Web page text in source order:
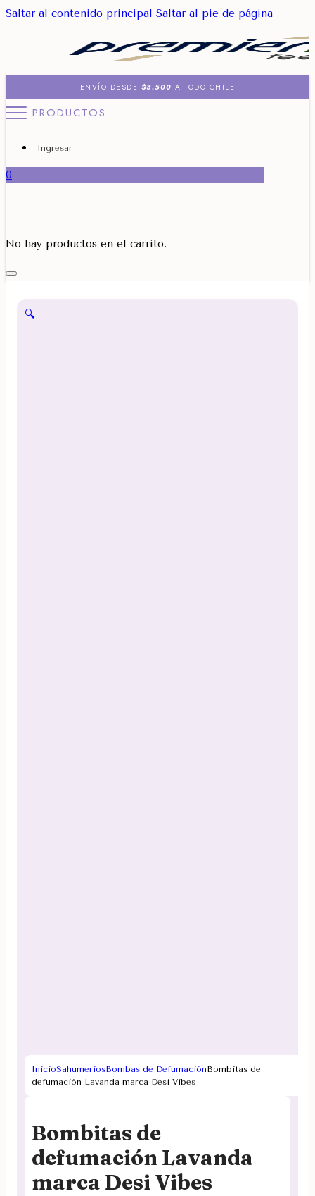
Saltar al contenido principal Saltar al pie de página
ENVÍO DESDE $3.500 A TODO CHILE
PRODUCTOS
Ingresar
0
No hay productos en el carrito.
🔍
InicioSahumeriosBombas de DefumaciónBombitas de
defumación Lavanda marca Desi Vibes
Bombitas de
defumación Lavanda
marca Desi Vibes